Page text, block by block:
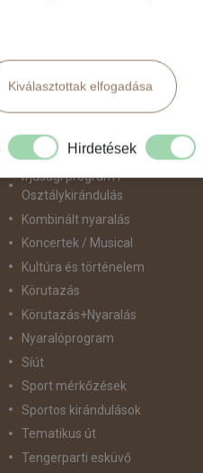
Egzotikus út
Fesztiválok
Golfút
Gyalogtúra
Hajóút
Ifjúsági program /
Osztálykirándulás
Kombinált nyaralás
Koncertek / Musical
Kultúra és történelem
Körutazás
Körutazás+Nyaralás
Nyaralóprogram
Síút
Sport mérkőzések
Sportos kirándulások
Tematikus út
Tengerparti esküvő
Kiválasztottak elfogadása
Hirdetések